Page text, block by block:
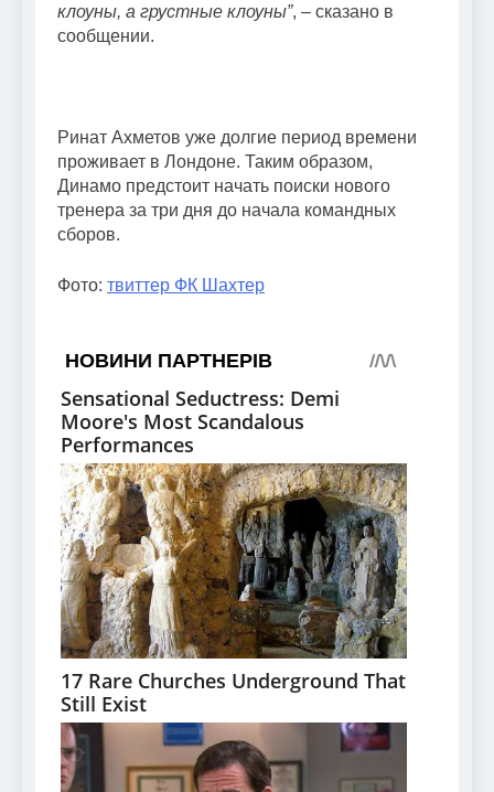
клоуны, а грустные клоуны”, – сказано в
сообщении.
Ринат Ахметов уже долгие период времени
проживает в Лондоне. Таким образом,
Динамо предстоит начать поиски нового
тренера за три дня до начала командных
сборов.
Фото: твиттер ФК Шахтер